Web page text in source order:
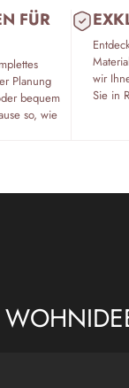
FÜR
Planung
bequem
so, wie
wir
Sie in